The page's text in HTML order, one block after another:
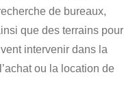
de bureaux,
que des terrains pour
intervenir dans la
ou la location de